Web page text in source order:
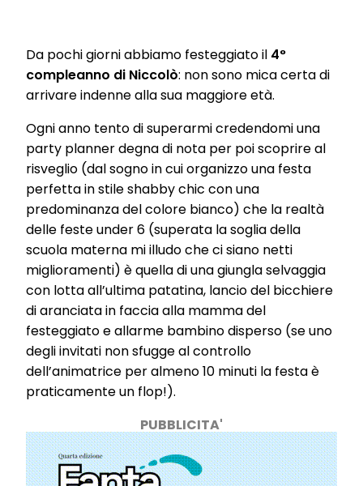
Da pochi giorni abbiamo festeggiato il 4°
compleanno di Niccolò: non sono mica certa di
arrivare indenne alla sua maggiore età.
Ogni anno tento di superarmi credendomi una
party planner degna di nota per poi scoprire al
risveglio (dal sogno in cui organizzo una festa
perfetta in stile shabby chic con una
predominanza del colore bianco) che la realtà
delle feste under 6 (superata la soglia della
scuola materna mi illudo che ci siano netti
miglioramenti) è quella di una giungla selvaggia
con lotta all’ultima patatina, lancio del bicchiere
di aranciata in faccia alla mamma del
festeggiato e allarme bambino disperso (se uno
degli invitati non sfugge al controllo
dell’animatrice per almeno 10 minuti la festa è
praticamente un flop!).
PUBBLICITA'